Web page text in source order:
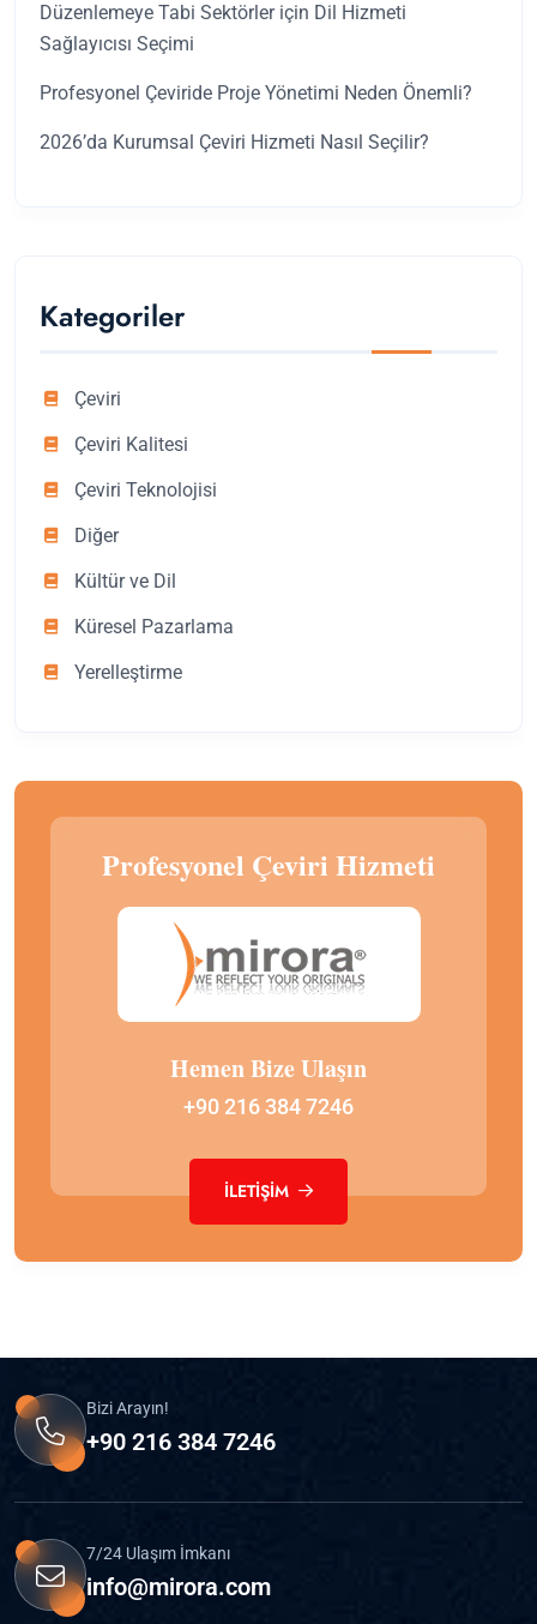
Düzenlemeye Tabi Sektörler için Dil Hizmeti
Sağlayıcısı Seçimi
Profesyonel Çeviride Proje Yönetimi Neden Önemli?
2026’da Kurumsal Çeviri Hizmeti Nasıl Seçilir?
Kategoriler
Çeviri
Çeviri Kalitesi
Çeviri Teknolojisi
Diğer
Kültür ve Dil
Küresel Pazarlama
Yerelleştirme
Profesyonel Çeviri Hizmeti
Hemen Bize Ulaşın
+90 216 384 7246
İLETIŞIM
Bizi Arayın!
+90 216 384 7246
7/24 Ulaşım İmkanı
info@mirora.com